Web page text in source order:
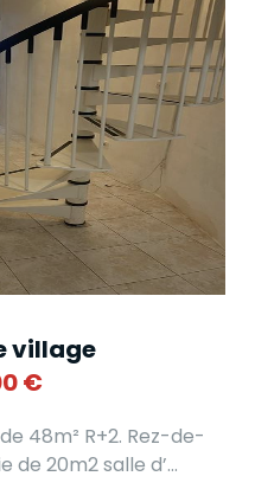
village
€
48m² R+2. Rez-de-
de 20m2 salle d’...